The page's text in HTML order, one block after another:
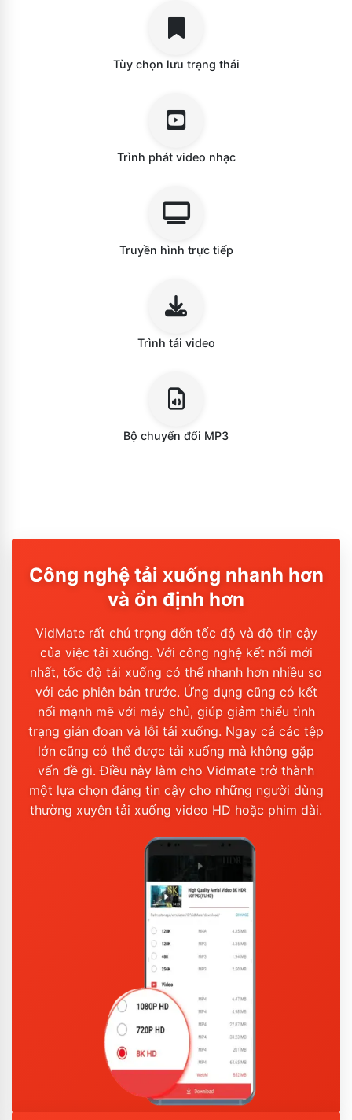
Tùy chọn lưu trạng thái
Trình phát video nhạc
Truyền hình trực tiếp
Trình tải video
Bộ chuyển đổi MP3
Công nghệ tải xuống nhanh hơn
và ổn định hơn
VidMate rất chú trọng đến tốc độ và độ tin cậy
của việc tải xuống. Với công nghệ kết nối mới
nhất, tốc độ tải xuống có thể nhanh hơn nhiều so
với các phiên bản trước. Ứng dụng cũng có kết
nối mạnh mẽ với máy chủ, giúp giảm thiểu tình
trạng gián đoạn và lỗi tải xuống. Ngay cả các tệp
lớn cũng có thể được tải xuống mà không gặp
vấn đề gì. Điều này làm cho Vidmate trở thành
một lựa chọn đáng tin cậy cho những người dùng
thường xuyên tải xuống video HD hoặc phim dài.